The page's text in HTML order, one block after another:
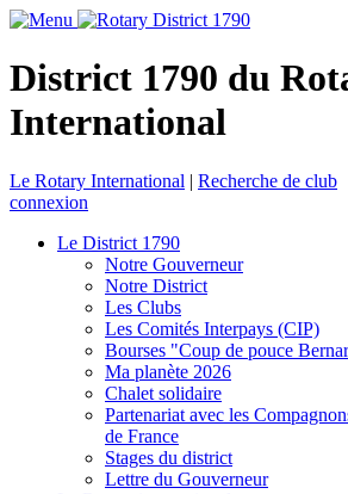
District 1790 du
International
Le Rotary International | Recherche de club
connexion
Le District 1790
Notre Gouverneur
Notre District
Les Clubs
Les Comités Interpays (CIP)
Bourses "Coup de pouce
Ma planète 2026
Chalet solidaire
Partenariat avec les
de France
Stages du district
Lettre du Gouverneur